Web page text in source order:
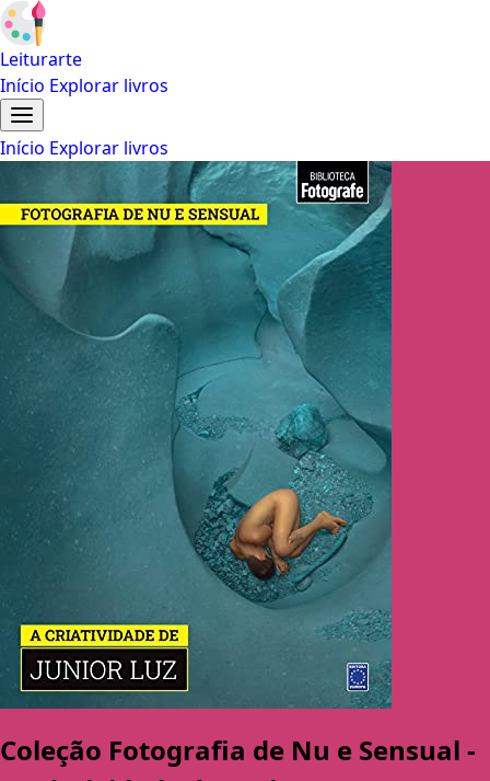
Leiturarte
Início Explorar livros
Início Explorar livros
Coleção Fotografia de Nu e Sensual -